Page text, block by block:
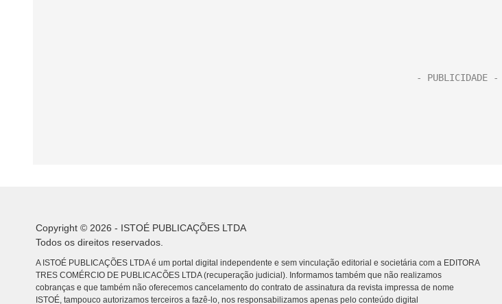
Copyright © 2026 - ISTOÉ PUBLICAÇÕES LTDA
Todos os direitos reservados.
A ISTOÉ PUBLICAÇÕES LTDA é um portal digital independente e sem vinculação editorial e societária com a EDITORA
TRES COMÉRCIO DE PUBLICACÕES LTDA (recuperação judicial). Informamos também que não realizamos
cobranças e que também não oferecemos cancelamento do contrato de assinatura da revista impressa de nome
ISTOÉ, tampouco autorizamos terceiros a fazê-lo, nos responsabilizamos apenas pelo conteúdo digital